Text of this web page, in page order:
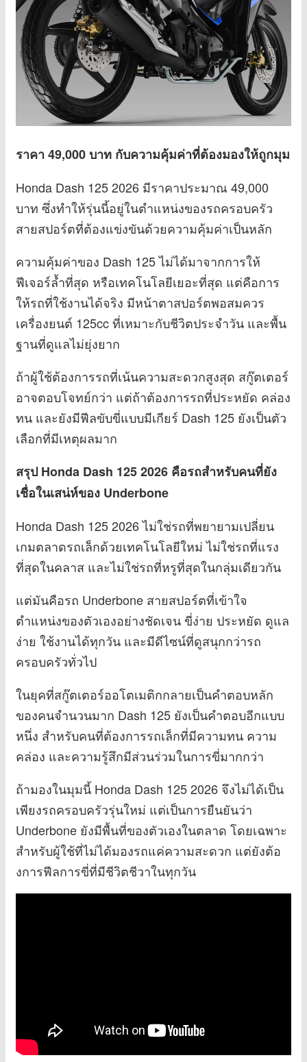
ราคา 49,000 บาท กับความคุ้มค่าที่ต้องมองให้ถูกมุม
Honda Dash 125 2026 มีราคาประมาณ 49,000
บาท ซึ่งทำให้รุ่นนี้อยู่ในตำแหน่งของรถครอบครัว
สายสปอร์ตที่ต้องแข่งขันด้วยความคุ้มค่าเป็นหลัก
ความคุ้มค่าของ Dash 125 ไม่ได้มาจากการให้
ฟีเจอร์ล้ำที่สุด หรือเทคโนโลยีเยอะที่สุด แต่คือการ
ให้รถที่ใช้งานได้จริง มีหน้าตาสปอร์ตพอสมควร
เครื่องยนต์ 125cc ที่เหมาะกับชีวิตประจำวัน และพื้น
ฐานที่ดูแลไม่ยุ่งยาก
ถ้าผู้ใช้ต้องการรถที่เน้นความสะดวกสูงสุด สกู๊ตเตอร์
อาจตอบโจทย์กว่า แต่ถ้าต้องการรถที่ประหยัด คล่อง
ทน และยังมีฟีลขับขี่แบบมีเกียร์ Dash 125 ยังเป็นตัว
เลือกที่มีเหตุผลมาก
สรุป Honda Dash 125 2026 คือรถสำหรับคนที่ยัง
เชื่อในเสน่ห์ของ Underbone
Honda Dash 125 2026 ไม่ใช่รถที่พยายามเปลี่ยน
เกมตลาดรถเล็กด้วยเทคโนโลยีใหม่ ไม่ใช่รถที่แรง
ที่สุดในคลาส และไม่ใช่รถที่หรูที่สุดในกลุ่มเดียวกัน
แต่มันคือรถ Underbone สายสปอร์ตที่เข้าใจ
ตำแหน่งของตัวเองอย่างชัดเจน ขี่ง่าย ประหยัด ดูแล
ง่าย ใช้งานได้ทุกวัน และมีดีไซน์ที่ดูสนุกกว่ารถ
ครอบครัวทั่วไป
ในยุคที่สกู๊ตเตอร์ออโตเมติกกลายเป็นคำตอบหลัก
ของคนจำนวนมาก Dash 125 ยังเป็นคำตอบอีกแบบ
หนึ่ง สำหรับคนที่ต้องการรถเล็กที่มีความทน ความ
คล่อง และความรู้สึกมีส่วนร่วมในการขี่มากกว่า
ถ้ามองในมุมนี้ Honda Dash 125 2026 จึงไม่ได้เป็น
เพียงรถครอบครัวรุ่นใหม่ แต่เป็นการยืนยันว่า
Underbone ยังมีพื้นที่ของตัวเองในตลาด โดยเฉพาะ
สำหรับผู้ใช้ที่ไม่ได้มองรถแค่ความสะดวก แต่ยังต้อ
งการฟีลการขี่ที่มีชีวิตชีวาในทุกวัน